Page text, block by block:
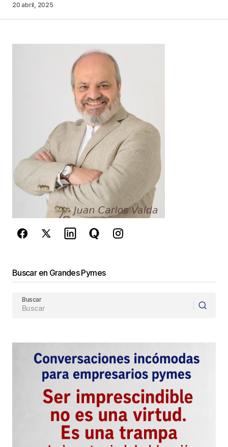
*
Guarda mi nombre, correo electrónico y web en
este navegador para la próxima vez que
comente.
Este sitio esta protegido por
reCAPTCHA y laPolítica de
privacidady losTérminos del servicio
de Google se aplican.
20 abril, 2025
Buscar en Grandes Pymes
Buscar